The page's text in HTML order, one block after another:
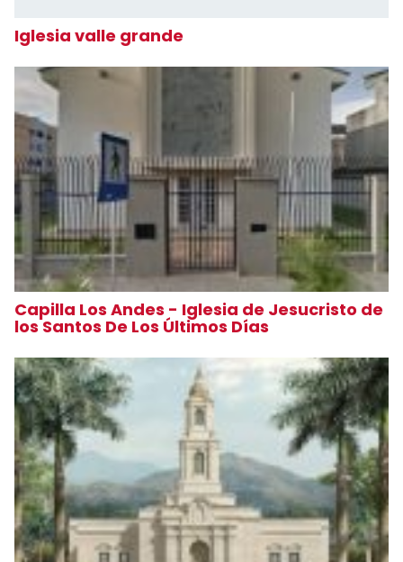
Iglesia valle grande
Capilla Los Andes - Iglesia de Jesucristo de
los Santos De Los Últimos Días